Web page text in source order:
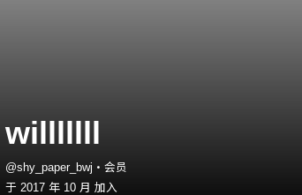
willlllll
@shy_paper_bwj・会员
于 2017 年 10 月 加入